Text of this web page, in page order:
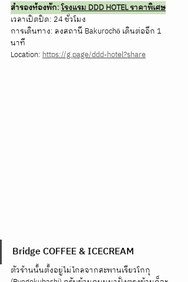
สำรองห้องพัก: โรงแรม DDD HOTEL ราคาพิเศษ
เวลาเปิดปิด: 24 ชั่วโมง
การเดินทาง: ลงสถานี Bakurochō เดินต่ออีก 1
นาที
Location: https://g.page/ddd-hotel?share
Bridge COFFEE & ICECREAM
ตัวร้านนั้นตั้งอยู่ไม่ไกลจากสะพานเรียวโกกุ